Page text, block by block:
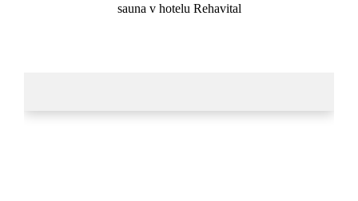
sauna v hotelu Rehavital